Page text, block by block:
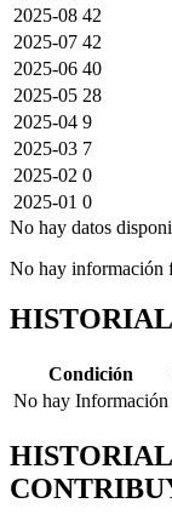
2025-08 42
2025-07 42
2025-06 40
2025-05 28
2025-04 9
2025-03 7
2025-02 0
2025-01 0
No hay datos
No hay información
Condición
No hay Información